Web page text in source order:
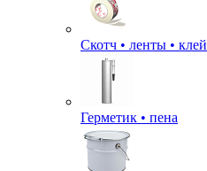
Скотч • ленты • клей
Герметик • пена